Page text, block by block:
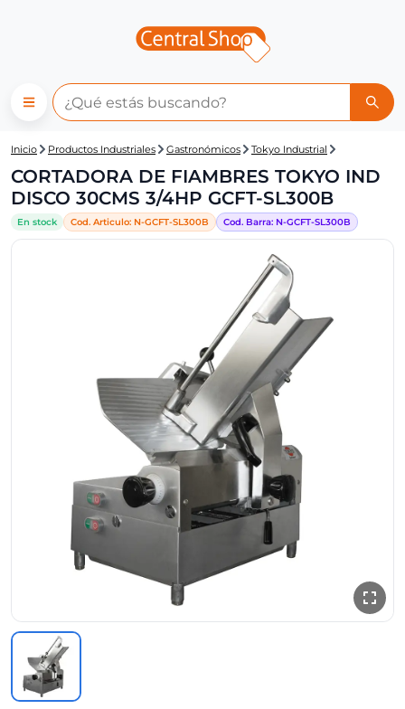
Central Shop: CORTADORA
Inicio Productos Industriales Gastronómicos Tokyo Industrial
CORTADORA DE FIAMBRES TOKYO IND
DISCO 30CMS 3/4HP GCFT-SL300B
En stock Cod. Articulo: N-GCFT-SL300B Cod. Barra: N-GCFT-SL300B